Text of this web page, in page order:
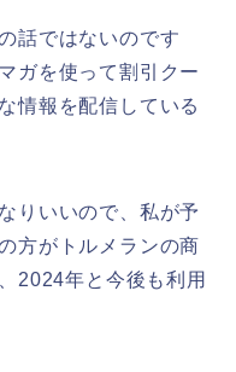
話ではないのです
ガを使って割引クー
情報を配信している
りいいので、私が予
方がトルメランの商
2024年と今後も利用